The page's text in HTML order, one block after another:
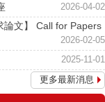
2026-04-02
論文】 Call for Papers
2026-02-05
2025-11-01
更多最新消息